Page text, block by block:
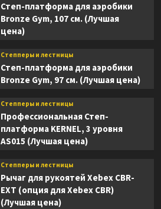
Степ-платформа для аэробики
Bronze Gym, 107 см. (Лучшая
цена)
Степперы и лестницы
Степ-платформа для аэробики
Bronze Gym, 97 см. (Лучшая цена)
Степперы и лестницы
Профессиональная Степ-
платформа KERNEL, 3 уровня
AS015 (Лучшая цена)
Степперы и лестницы
Рычаг для рукоятей Xebex CBR-
EXT (опция для Xebex CBR)
(Лучшая цена)